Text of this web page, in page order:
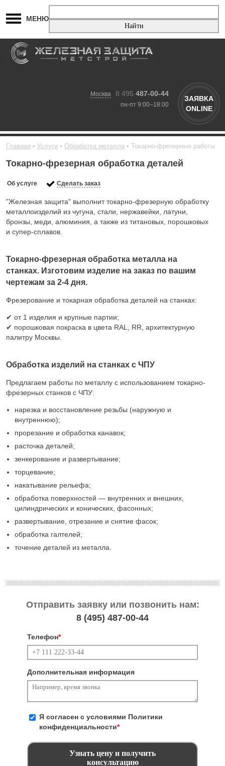
МЕНЮ
Москва 8 495 487-00-44
пн-пт 9:00–18:00
ЗАЯВКА
ONLINE
Главная Услуги Обработка металла Токарно-фрезерные работы
Токарно-фрезерная обработка деталей
Об услуге Сделать заказ
"Железная защита" выполнит токарно-фрезерную обработку
металлоизделий из чугуна, стали, нержавейки, латуни,
бронзы, меди, алюминия, а также из титановых, порошковых
и супер-сплавов.
Токарно-фрезерная обработка металла на
станках. Изготовим изделие на заказ по вашим
чертежам за 2-4 дня.
Фрезерование и токарная обработка деталей на станках:
✔ от 1 изделия и крупные партии;
✔ порошковая покраска в цвета RAL, RR, архитектурную
палитру Москвы.
Обработка изделий на станках с ЧПУ
Предлагаем работы по металлу с использованием токарно-
фрезерных станков с ЧПУ:
нарезка и восстановление резьбы (наружную и
внутреннюю);
прорезание и обработка канавок;
расточка деталей;
зенкерование и развертывание;
торцевание;
накатывание рельефа;
обработка поверхностей — внутренних и внешних,
цилиндрических и конических, фасонных;
развертывание, отрезание и снятие фасок;
обработка галтелей;
точение деталей из металла.
Отправить заявку или позвонить нам:
8 (495) 487-00-44
Телефон*
Дополнительная информация
Я согласен с условиями Политики
конфиденциальности*